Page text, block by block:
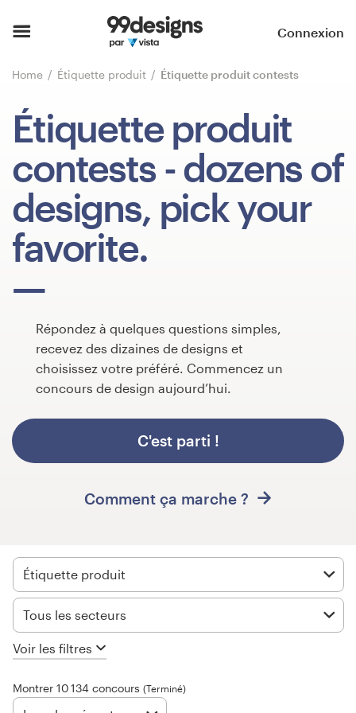
Connexion
Home Étiquette produit Étiquette produit contests
Étiquette produit
contests - dozens of
designs, pick your
favorite.
Répondez à quelques questions simples,
recevez des dizaines de designs et
choisissez votre préféré. Commencez un
concours de design aujourd’hui.
C'est parti !
Comment ça marche ?
Étiquette produit
Tous les secteurs
Voir les filtres
Montrer 10 134 concours (Terminé)
Parcourir les catégories
Comment ça marche ?
Trouver un designer
Inspiration
99designs Pro
design
Concours de design
Projets 1-1
Trouver un designer
99designs Pro
Obtenez
design